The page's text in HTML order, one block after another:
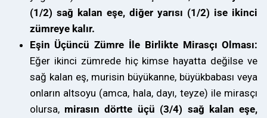
(1/2) sağ kalan eşe, diğer yarısı (1/2) ise ikinci
zümreye kalır.
Eşin Üçüncü Zümre İle Birlikte Mirasçı Olması:
Eğer ikinci zümrede hiç kimse hayatta değilse ve
sağ kalan eş, murisin büyükanne, büyükbabası veya
onların altsoyu (amca, hala, dayı, teyze) ile mirasçı
olursa, mirasın dörtte üçü (3/4) sağ kalan eşe,